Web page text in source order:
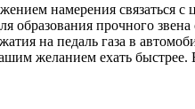
намерения связаться
образования прочного
на педаль газа в
желанием ехать быстрее.